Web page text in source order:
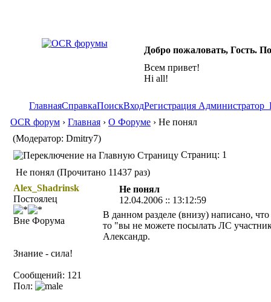
Добро пожаловать, Гость.
Всем привет!
Hi all!
ГлавнаяСправкаПоискВходРегистрация Администратор
OCR форум › Главная › О Форуме › Не понял
(Модератор: Dmitry7)
Страниц: 1
Не понял (Прочитано 11437 раз)
Alex_Shadrinsk
Постоялец
Вне Форума
Знание - сила!
Сообщений: 121
Пол:
Не понял
12.04.2006 :: 13:12:59
В данном разделе (внизу) написано,
то "вы не можете посылать ЛС
Александр.